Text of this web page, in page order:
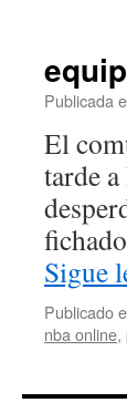
Publicada
El
tarde
Sigue
Publicado
nba online,